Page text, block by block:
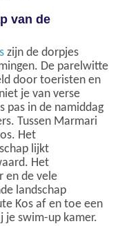
van de
zijn de dorpjes
De parelwitte
door toeristen en
je van verse
pas in de namiddag
Tussen Marmari
Het
lijkt
Het
en de vele
landschap
Kos af en toe een
je swim-up kamer.